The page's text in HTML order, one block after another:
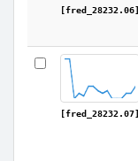
[fred_28232.06]
[fred_28232.07]